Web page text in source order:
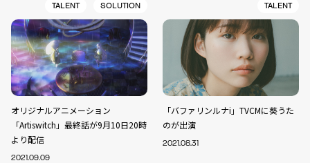
TALENT SOLUTION
オリジナルアニメーション
「Artiswitch」最終話が9月10日20時
より配信
2021.09.09
TALENT
「バファリンルナi」TVCMに葵うた
のが出演
2021.08.31